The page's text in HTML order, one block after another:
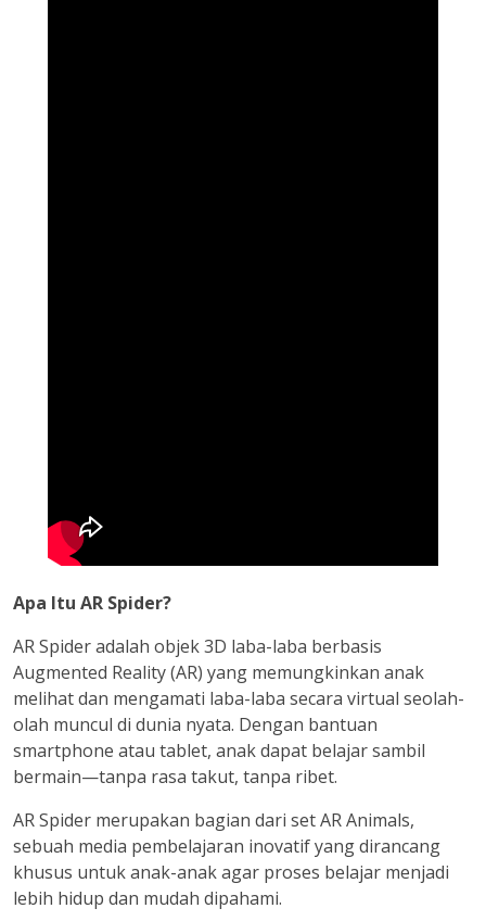
Apa Itu AR Spider?
AR Spider adalah objek 3D laba-laba berbasis
Augmented Reality (AR) yang memungkinkan anak
melihat dan mengamati laba-laba secara virtual seolah-
olah muncul di dunia nyata. Dengan bantuan
smartphone atau tablet, anak dapat belajar sambil
bermain—tanpa rasa takut, tanpa ribet.
AR Spider merupakan bagian dari set AR Animals,
sebuah media pembelajaran inovatif yang dirancang
khusus untuk anak-anak agar proses belajar menjadi
lebih hidup dan mudah dipahami.